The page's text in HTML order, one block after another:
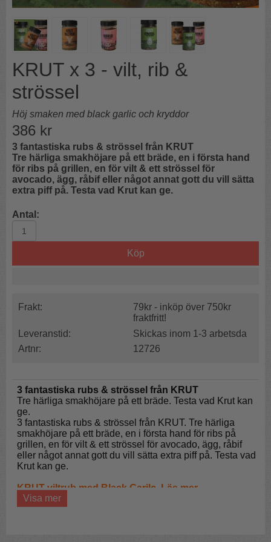
KRUT x 3 - vilt, rib &
strössel
Höj smaken med black garlic och kryddor
386 kr
3 fantastiska rubs & strössel från KRUT
Tre härliga smakhöjare på ett bräde, en i första hand
för ribs på grillen, en för vilt & ett strössel för
avocado, ägg, råbif eller något annat gott du vill sätta
extra piff på. Testa vad Krut kan ge.
Antal:
Köp
Frakt:
79kr - inköp över 750kr
fraktfritt!
Leveranstid:
Skickas inom 1-3 arbetsda
Artnr:
12726
3 fantastiska rubs & strössel från KRUT
Tre härliga smakhöjare på ett bräde. Testa vad Krut kan
ge.
3 fantastiska rubs & strössel från KRUT. Tre härliga
smakhöjare på ett bräde, en i första hand för ribs på
grillen, en för vilt & ett strössel för avocado, ägg, råbif
eller något annat gott du vill sätta extra piff på. Testa vad
Krut kan ge.
KRUT viltrub med Black Garilc, Läs mer...
Välkommen till en värld av äventyr i vildmarken där de
uråldriga skogarna viskar sina hemligheter. Vid foten av
Visa mer